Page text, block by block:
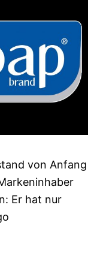
von Anfang
Er hat nur